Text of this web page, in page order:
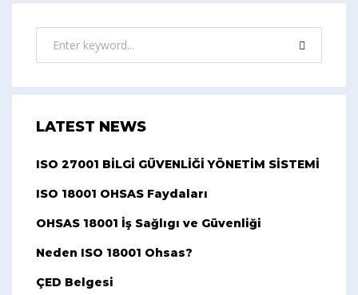
LATEST NEWS
ISO 27001 BİLGİ GÜVENLİĞİ YÖNETİM SİSTEMİ
ISO 18001 OHSAS Faydaları
OHSAS 18001 İş Sağlıgı ve Güvenliği
Neden ISO 18001 Ohsas?
ÇED Belgesi